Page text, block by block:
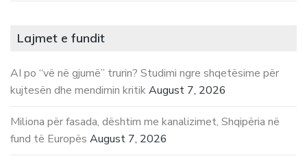
Lajmet e fundit
AI po “vë në gjumë” trurin? Studimi ngre shqetësime për
kujtesën dhe mendimin kritikAugust 7, 2026
Miliona për fasada, dështim me kanalizimet, Shqipëria në
fund të Europës August 7, 2026